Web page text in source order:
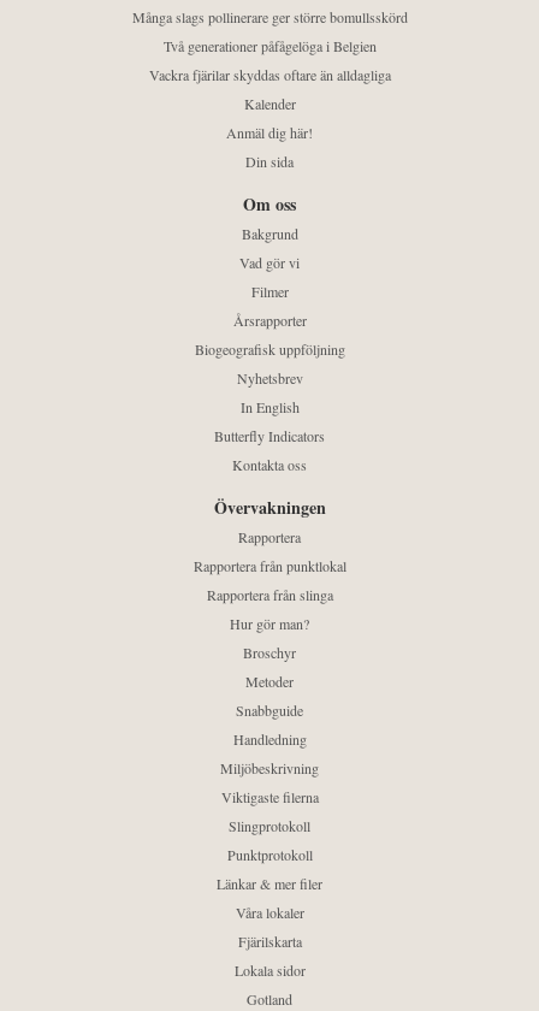
Många slags pollinerare ger större bomullsskörd
Två generationer påfågelöga i Belgien
Vackra fjärilar skyddas oftare än alldagliga
Kalender
Anmäl dig här!
Din sida
Om oss
Bakgrund
Vad gör vi
Filmer
Årsrapporter
Biogeografisk uppföljning
Nyhetsbrev
In English
Butterfly Indicators
Kontakta oss
Övervakningen
Rapportera
Rapportera från punktlokal
Rapportera från slinga
Hur gör man?
Broschyr
Metoder
Snabbguide
Handledning
Miljöbeskrivning
Viktigaste filerna
Slingprotokoll
Punktprotokoll
Länkar & mer filer
Våra lokaler
Fjärilskarta
Lokala sidor
Gotland